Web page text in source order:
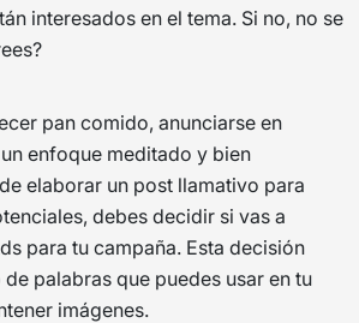
interesados en el tema. Si no, no se
pan comido, anunciarse en
enfoque meditado y bien
elaborar un post llamativo para
debes decidir si vas a
para tu campaña. Esta decisión
palabras que puedes usar en tu
imágenes.